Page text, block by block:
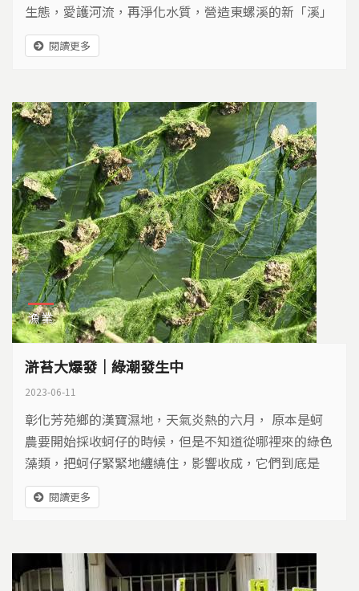
生態，愛護河流，再淨化水質，營造東螺溪的新「溪」
望。
閱讀更多
漁業
滸苔大爆發｜綠潮發生中
2023-06-11
彰化芳苑鄉的漢寶濕地，天氣炎熱的六月， 原本是蚵
農要開始採收蚵仔的時候，但是不知道從哪裡來的綠色
藻類，把蚵仔緊緊地纏繞住，影響收成，它們到底是
誰？
閱讀更多